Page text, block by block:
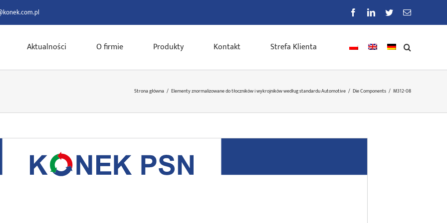
FacebookLinkedIn
TwitterE-
Aktualności O firmie Produkty Kontakt Strefa Klienta
Strona główna / Elementy znormalizowane do tłoczników i wykrojników według standardu Automotive / Die Components / M312-08